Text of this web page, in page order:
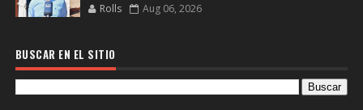
Rolls Aug 06, 2026
BUSCAR EN EL SITIO